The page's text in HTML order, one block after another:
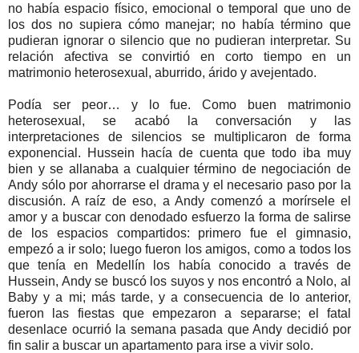
no había espacio físico, emocional o temporal que uno de
los dos no supiera cómo manejar; no había término que
pudieran ignorar o silencio que no pudieran interpretar. Su
relación afectiva se convirtió en corto tiempo en un
matrimonio heterosexual, aburrido, árido y avejentado.
Podía ser peor… y lo fue. Como buen matrimonio
heterosexual, se acabó la conversación y las
interpretaciones de silencios se multiplicaron de forma
exponencial. Hussein hacía de cuenta que todo iba muy
bien y se allanaba a cualquier término de negociación de
Andy sólo por ahorrarse el drama y el necesario paso por la
discusión. A raíz de eso, a Andy comenzó a morírsele el
amor y a buscar con denodado esfuerzo la forma de salirse
de los espacios compartidos: primero fue el gimnasio,
empezó a ir solo; luego fueron los amigos, como a todos los
que tenía en Medellín los había conocido a través de
Hussein, Andy se buscó los suyos y nos encontró a Nolo, al
Baby y a mi; más tarde, y a consecuencia de lo anterior,
fueron las fiestas que empezaron a separarse; el fatal
desenlace ocurrió la semana pasada que Andy decidió por
fin salir a buscar un apartamento para irse a vivir solo.